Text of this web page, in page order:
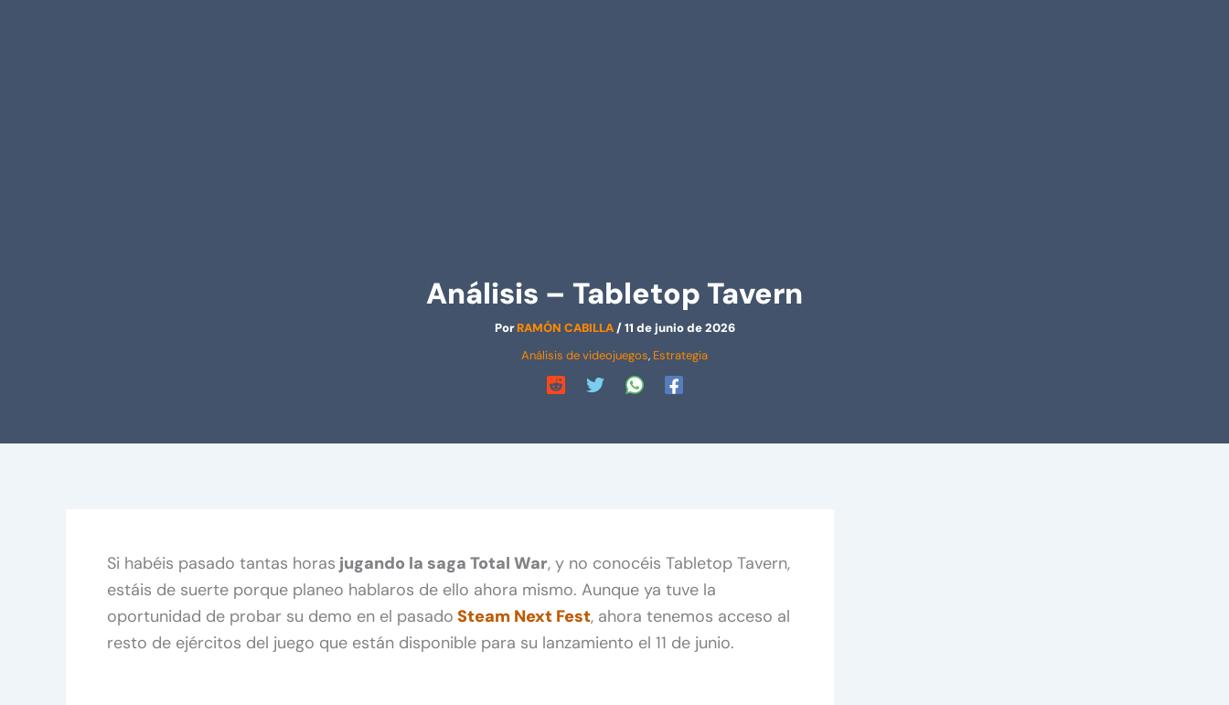
Análisis – Tabletop Tavern
PorRAMÓN CABILLA/11 de junio de 2026
Análisis de videojuegos, Estrategia
Si habéis pasado tantas horas jugando la saga Total War, y no conocéis Tabletop Tavern,
estáis de suerte porque planeo hablaros de ello ahora mismo. Aunque ya tuve la
oportunidad de probar su demo en el pasado Steam Next Fest, ahora tenemos acceso al
resto de ejércitos del juego que están disponible para su lanzamiento el 11 de junio.